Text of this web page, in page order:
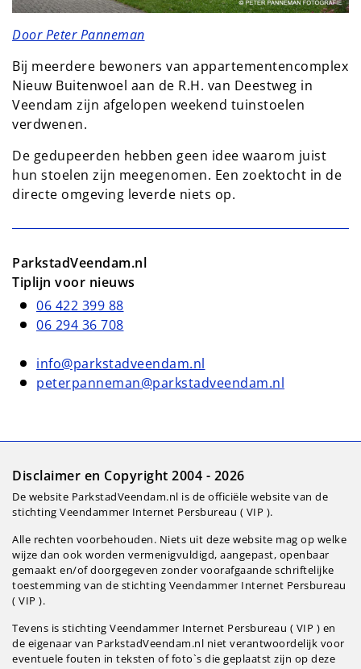
Door Peter Panneman
Bij meerdere bewoners van appartementencomplex
Nieuw Buitenwoel aan de R.H. van Deestweg in
Veendam zijn afgelopen weekend tuinstoelen
verdwenen.
De gedupeerden hebben geen idee waarom juist
hun stoelen zijn meegenomen. Een zoektocht in de
directe omgeving leverde niets op.
ParkstadVeendam.nl
Tiplijn voor nieuws
06 422 399 88
06 294 36 708
info@parkstadveendam.nl
peterpanneman@parkstadveendam.nl
Disclaimer en Copyright 2004 - 2026
De website ParkstadVeendam.nl is de officiële website van de
stichting Veendammer Internet Persbureau ( VIP ).
Alle rechten voorbehouden. Niets uit deze website mag op welke
wijze dan ook worden vermenigvuldigd, aangepast, openbaar
gemaakt en/of doorgegeven zonder voorafgaande schriftelijke
toestemming van de stichting Veendammer Internet Persbureau
( VIP ).
Tevens is stichting Veendammer Internet Persbureau ( VIP ) en
de eigenaar van ParkstadVeendam.nl niet verantwoordelijk voor
eventuele fouten in teksten of foto`s die geplaatst zijn op deze